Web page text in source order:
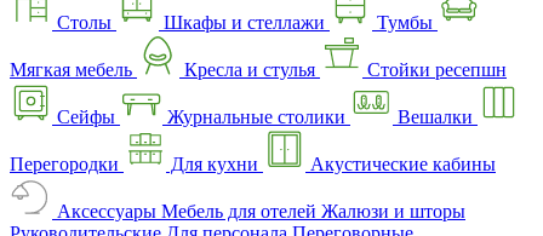
Столы Шкафы и стеллажи Тумбы
Мягкая мебель Кресла и стулья Стойки ресепшн
Сейфы Журнальные столики Вешалки
Перегородки Для кухни Акустические кабины
Аксессуары Мебель для отелей Жалюзи и шторы